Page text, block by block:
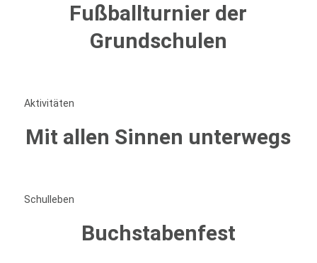
Fußballturnier der
Grundschulen
Aktivitäten
Mit allen Sinnen unterwegs
Schulleben
Buchstabenfest